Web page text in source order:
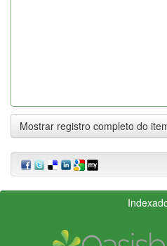
Mostrar registro completo do